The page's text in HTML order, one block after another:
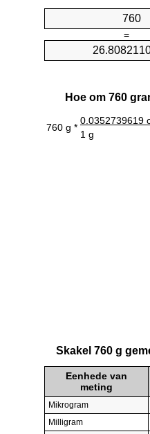
=
Hoe om 760
760 g *
0.0352739619
1 g
Skakel 760 g
Eenhede van
meting
Mikrogram
Milligram